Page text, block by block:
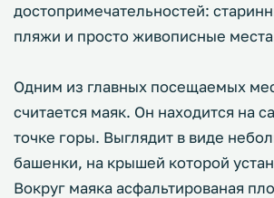
достопримечательностей:
пляжи и просто живописные
Одним из главных посещаемых
считается маяк. Он находится на
точке горы. Выглядит в виде
башенки, на крышей которой
Вокруг маяка асфальтированая